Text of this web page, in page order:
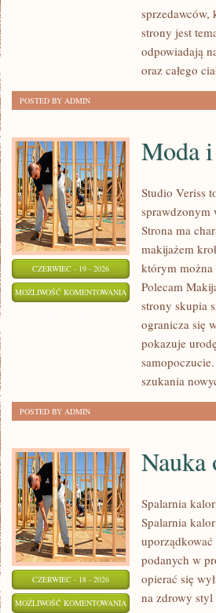
strony jest
odpowiadają
oraz całego
POSTED BY ADMIN
CZERWIEC - 19 - 2026
MOŻLIWOŚĆ KOMENTOWANIA MODA
URODA
Moda
Studio Veriss
sprawdzonym
Strona ma
makijażem
którym można
Polecam
strony skupia
ogranicza się
pokazuje
szukania
POSTED BY ADMIN
CZERWIEC - 18 - 2026
MOŻLIWOŚĆ KOMENTOWANIA NAUKA
Spalarnia
Spalarnia
podanych w
opierać się
na zdrowy styl